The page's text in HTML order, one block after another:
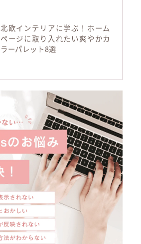
北欧インテリアに学ぶ！ホーム
ページに取り入れたい爽やかカ
ラーパレット8選